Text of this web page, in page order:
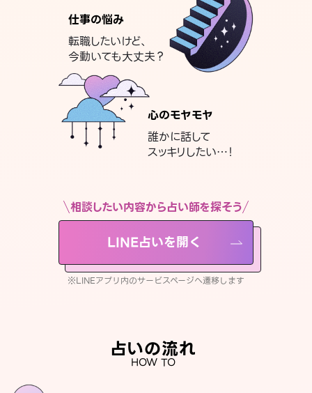
仕事の悩み
転職したいけど、
今動いても大丈夫？
心のモヤモヤ
誰かに話して
スッキリしたい…！
相談したい内容から占い師を探そう
LINE占いを開く
※LINEアプリ内のサービスページへ遷移します
占いの流れ
HOW TO